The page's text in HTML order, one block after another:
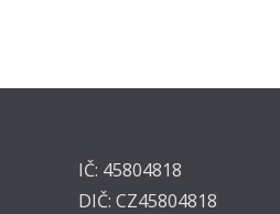
IČ: 45804818
DIČ: CZ45804818